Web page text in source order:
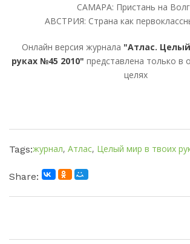
САМАРА: Пристань на
АВСТРИЯ: Страна как
Онлайн версия журнала "Атлас.
руках №45 2010" представлена только в
целях
Tags:журнал, Атлас, Целый мир в твоих
Share: